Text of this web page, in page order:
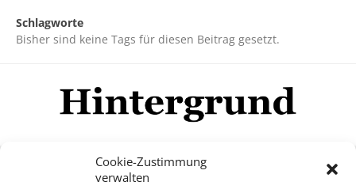
Cookie-Zustimmung
verwalten
Schlagworte
Bisher sind keine Tags für diesen Beitrag gesetzt.